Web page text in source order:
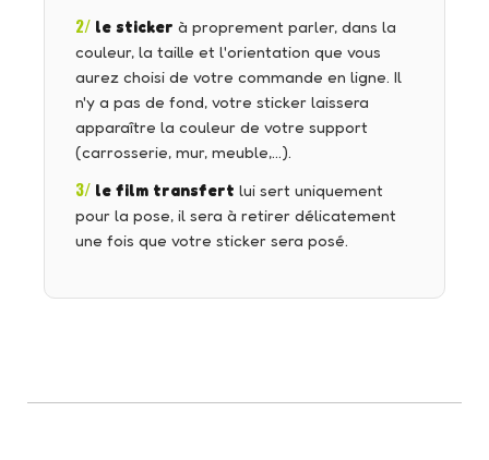
2/ le sticker à proprement parler, dans la
couleur, la taille et l'orientation que vous
aurez choisi de votre commande en ligne. Il
n'y a pas de fond, votre sticker laissera
apparaître la couleur de votre support
(carrosserie, mur, meuble,…).
3/ le film transfert lui sert uniquement
pour la pose, il sera à retirer délicatement
une fois que votre sticker sera posé.